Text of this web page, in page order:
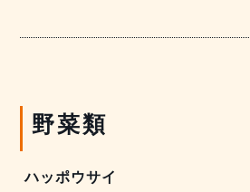
野菜類
ハッポウサイ